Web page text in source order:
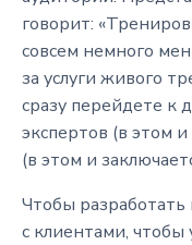
говорит:
совсем немного
за услуги живого
сразу перейдете к
экспертов (в этом
(в этом и
Чтобы
с клиентами, чтобы